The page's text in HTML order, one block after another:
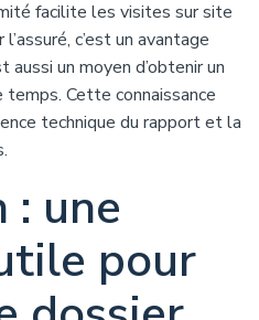
facilite les visites sur site
c’est un avantage
aussi un moyen d’obtenir un
Cette connaissance
technique du rapport et la
: une
pour